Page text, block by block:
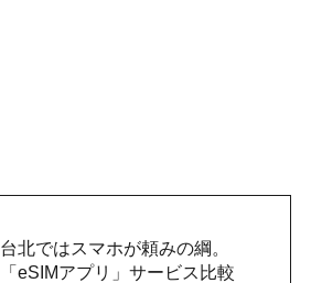
台北ではスマホが頼みの綱。
「eSIMアプリ」サービス比較